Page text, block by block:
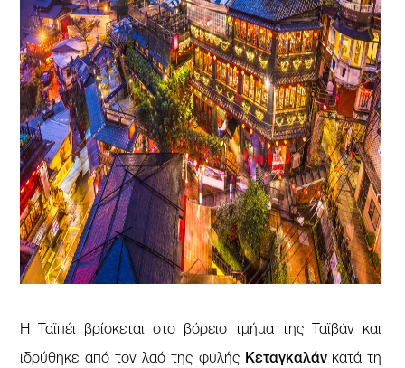
Η Ταϊπέι βρίσκεται στο βόρειο τμήμα της Ταϊβάν και
ιδρύθηκε από τον λαό της φυλής Kεταγκαλάν κατά τη